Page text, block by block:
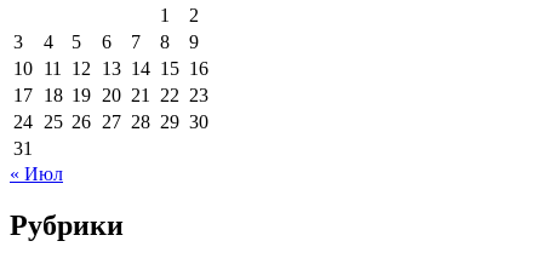
1
2
3
4 5 6 7 8
9
10 11 12 13 14 15 16
17 18 19 20 21 22 23
24 25 26 27 28 29 30
31
« Июл
Рубрики